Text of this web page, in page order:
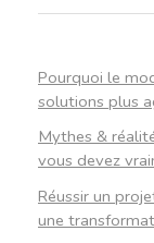
Pourquoi le
solutions plus
Mythes &
vous devez
Réussir un
une